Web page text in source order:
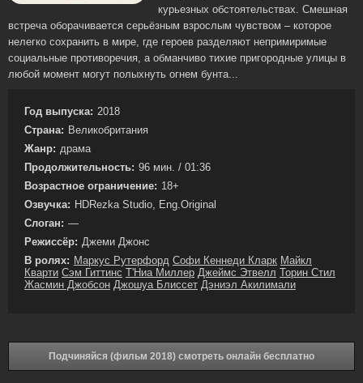
курьезных обстоятельствах. Смешная
встреча оборачивается серьёзным взрослым чувством – которое
нелегко сохранить в мире, где героев разделяют непримиримые
социальные противоречия, а обманчиво тихие пригородные улицы в
любой момент могут полыхнуть огнем бунта...
Год выпуска: 2018
Страна: Великобритания
Жанр: драма
Продолжительность: 96 мин. / 01:36
Возрастное ограничение: 18+
Озвучка: HDRezka Studio, Eng.Original
Слоган: —
Режиссёр: Джеми Джонс
В ролях: Маркус Рутерфорд Софи Кеннеди Кларк Майкл
Кварти Сэм Гиттинс Т'Ниа Миллер Джеймс Этвелл Торин Стил
Жасмин Джобсон Джошуа Блиссет Дэниэл Акилимали
Подчиняйся (фильм 2018) смотреть онлайн бесплатно